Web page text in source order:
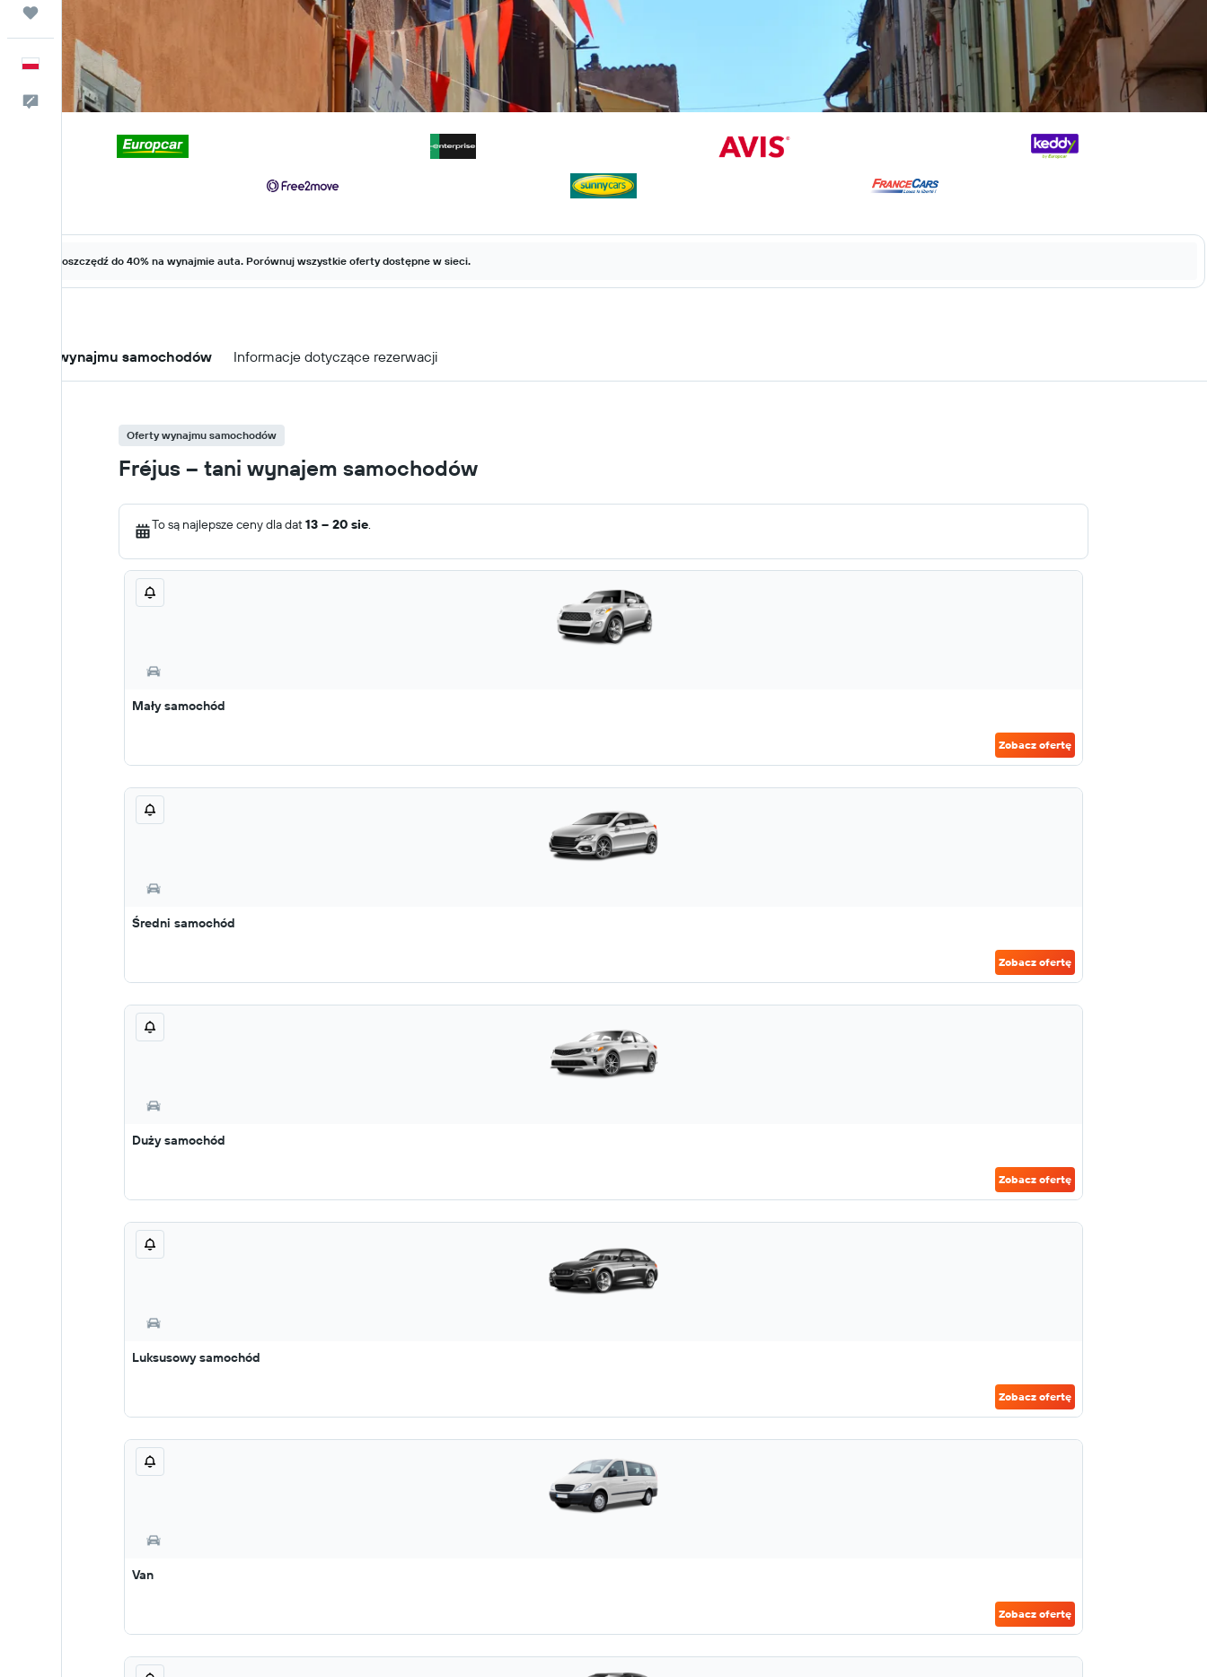
Polski
Kontakt
Zaoszczędź do 40% na wynajmie auta. Porównuj wszystkie oferty dostępne w sieci.
Oferty wynajmu samochodów Informacje dotyczące rezerwacji
Oferty wynajmu samochodów
Fréjus – tani wynajem samochodów
To są najlepsze ceny dla dat13 – 20 sie.
Mały samochód
Zobacz ofertę
Średni samochód
Zobacz ofertę
Duży samochód
Zobacz ofertę
Luksusowy samochód
Zobacz ofertę
Van
Zobacz ofertę